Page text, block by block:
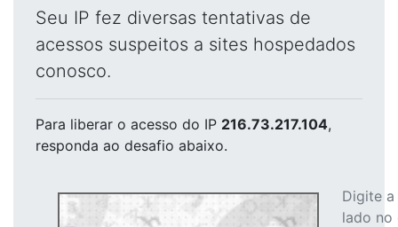
Seu IP fez diversas tentativas de
acessos suspeitos a sites hospedados
conosco.
Para liberar o acesso do IP 216.73.217.104,
responda ao desafio abaixo.
Digite
lado no